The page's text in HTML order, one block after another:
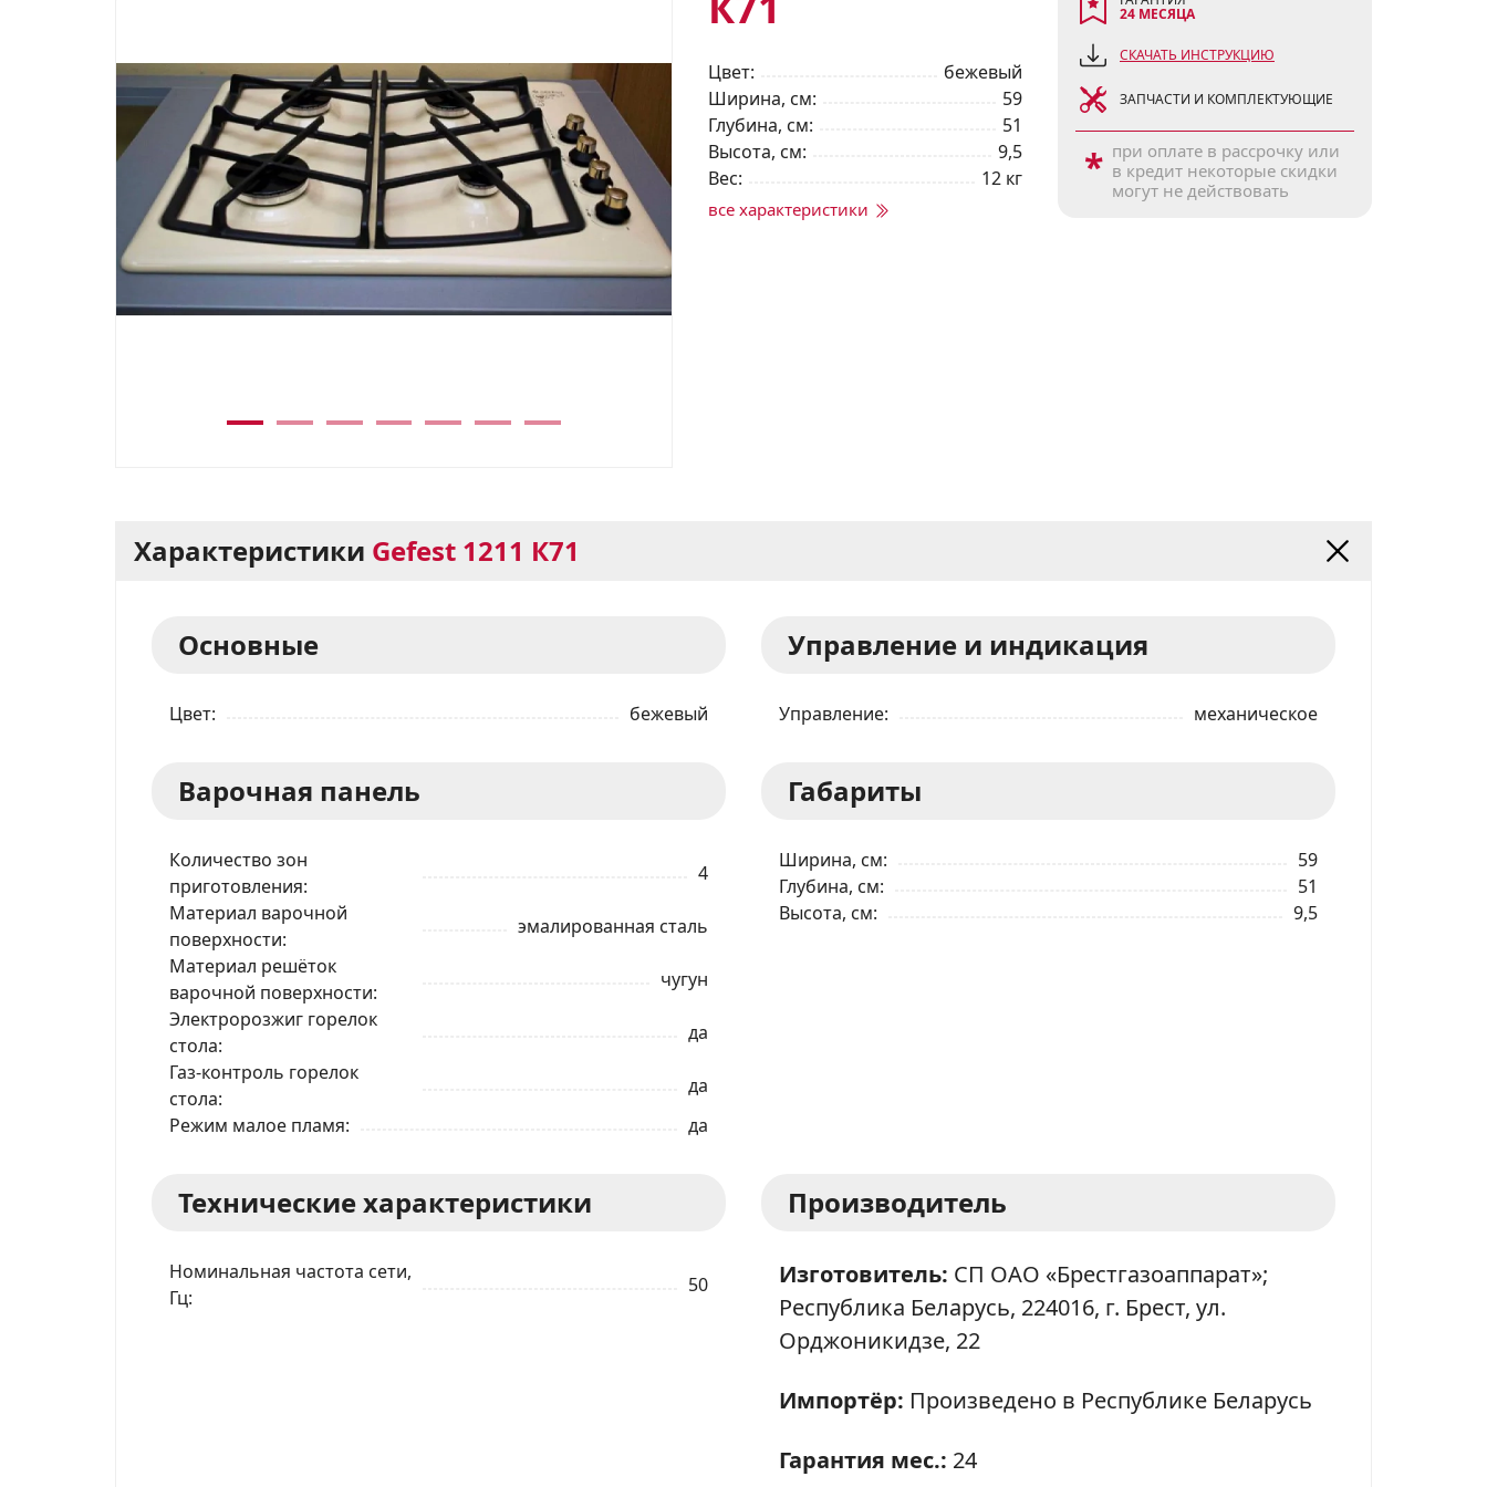
Цвет
бежевый
Ширина, см
59
Глубина, см
51
Высота, см
9,5
Вес
12 кг
все характеристики
24 МЕСЯЦА
СКАЧАТЬ ИНСТРУКЦИЮ
ЗАПЧАСТИ И КОМПЛЕКТУЮЩИЕ
* при оплате в рассрочку или
в кредит некоторые скидки
могут не действовать
Характеристики Gefest 1211 К71
Основные
Цвет бежевый
Управление и индикация
Управление механическое
Варочная панель
Количество зон
приготовления
4
Материал варочной
поверхности
эмалированная сталь
Материал решёток
варочной поверхности
чугун
Электророзжиг горелок
стола
да
Газ-контроль горелок
стола
да
Режим малое пламя
да
Габариты
Ширина, см
59
Глубина, см
51
Высота, см
9,5
Технические характеристики
Номинальная частота сети,
Гц
50
Производитель
Изготовитель: СП ОАО «Брестгазоаппарат»;
Республика Беларусь, 224016, г. Брест, ул.
Орджоникидзе, 22
Импортёр: Произведено в Республике Беларусь
Гарантия мес.: 24
Ваше имя
С ПРАВИЛАМИ